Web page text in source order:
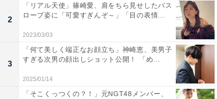
2
「リアル天使」篠崎愛、肩をちら見せしたバス
ローブ姿に「可愛すぎんぞ～」「目の表情...
2023/03/03
3
「何て美しく端正なお顔立ち」神崎恵、美男子
すぎる次男の顔出しショット公開！ 「め...
2025/01/14
「そこくっつくの？！」元NGT48メンバー、